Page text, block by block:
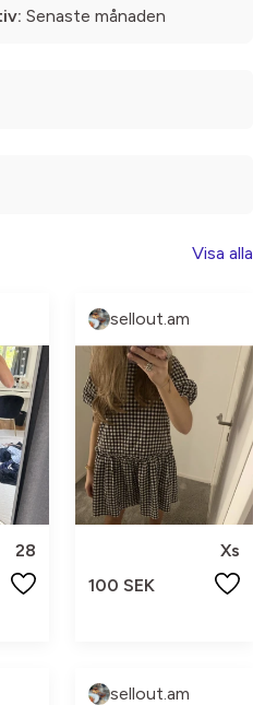
Senaste månaden
Visa alla
28
sellout.am
Xs
100 SEK
sellout.am